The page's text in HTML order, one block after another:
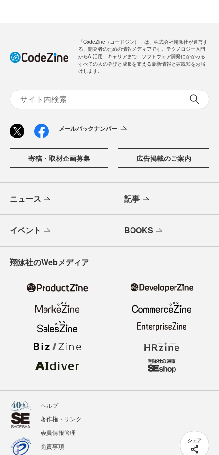
シェア
「CodeZine（コードジン）」は、株式会社翔泳社が運営す
る、開発者のための情報メディアです。テクノロジー入門
からAI活用、キャリアまで、ソフトウェア開発にかかわる
すべての人の学びと成長を支える最新情報と実践知をお届
けします。
メールバックナンバー
寄稿・取材企画募集 広告掲載のご案内
ニュース 記事
イベント BOOKS
翔泳社のWebメディア
ヘルプ
著作権・リンク
会員情報管理
免責事項